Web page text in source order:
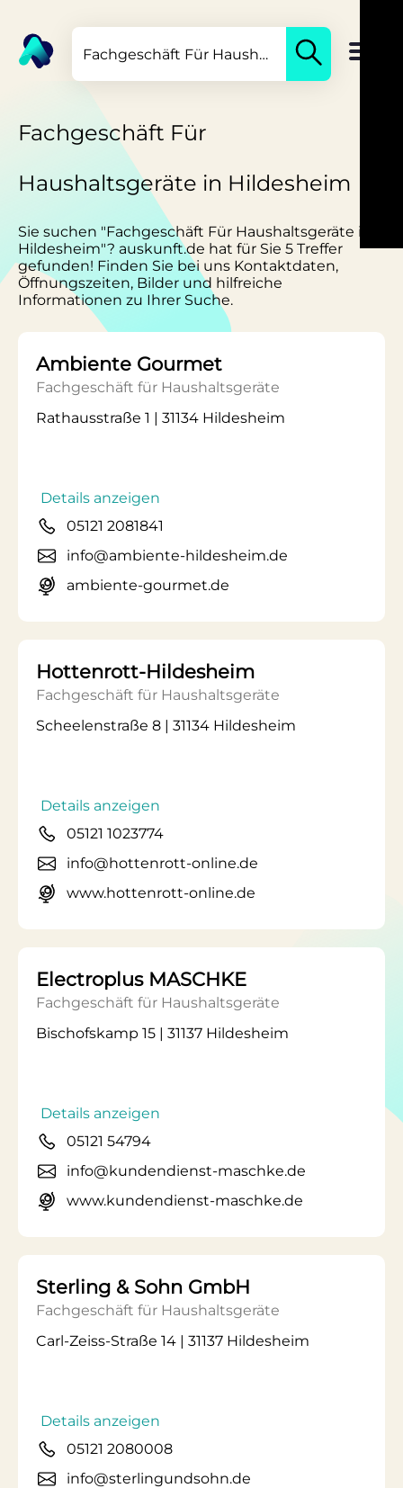
Fachgeschäft Für
Haushaltsgeräte in Hildesheim
Sie suchen "Fachgeschäft Für Haushaltsgeräte in
Hildesheim"? auskunft.de hat für Sie 5 Treffer
gefunden! Finden Sie bei uns Kontaktdaten,
Öffnungszeiten, Bilder und hilfreiche
Informationen zu Ihrer Suche.
Ambiente Gourmet
Fachgeschäft für Haushaltsgeräte
Rathausstraße 1 | 31134 Hildesheim
Details anzeigen
05121 2081841
info@ambiente-hildesheim.de
ambiente-gourmet.de
Hottenrott-Hildesheim
Fachgeschäft für Haushaltsgeräte
Scheelenstraße 8 | 31134 Hildesheim
Details anzeigen
05121 1023774
info@hottenrott-online.de
www.hottenrott-online.de
Electroplus MASCHKE
Fachgeschäft für Haushaltsgeräte
Bischofskamp 15 | 31137 Hildesheim
Details anzeigen
05121 54794
info@kundendienst-maschke.de
www.kundendienst-maschke.de
Sterling & Sohn GmbH
Fachgeschäft für Haushaltsgeräte
Carl-Zeiss-Straße 14 | 31137 Hildesheim
Details anzeigen
05121 2080008
info@sterlingundsohn.de